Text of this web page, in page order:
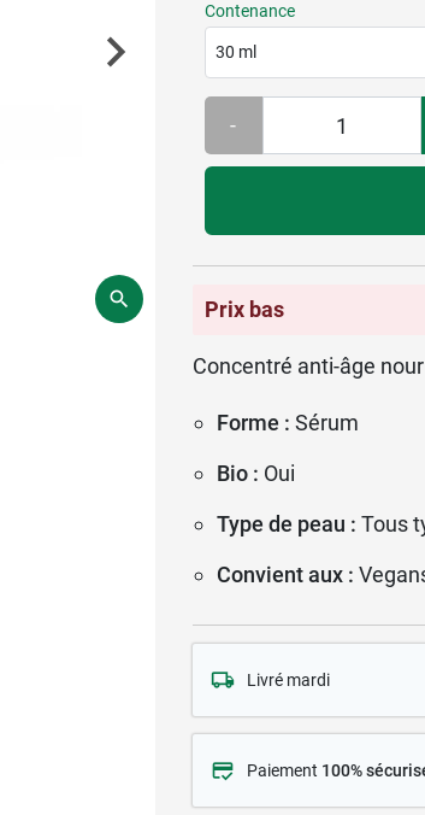
Contenance
30 ml
-
Prix bas
Concentré anti-âge
Forme : Sérum
Bio : Oui
Type de peau : Tous
Convient aux :
Livré mardi
Paiement 100%